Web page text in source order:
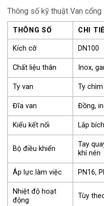
Thông số kỹ thuật Van
THÔNG SỐ CHI
Kích cỡ DN100
Chất liệu thân Inox,
Ty van Ty
Đĩa van Đồng,
Kiểu kết nối Lắp bích
Bộ điều khiển
Tay
khí nén
Áp lực làm việc PN16,
Nhiệt độ hoạt
động
Tùy